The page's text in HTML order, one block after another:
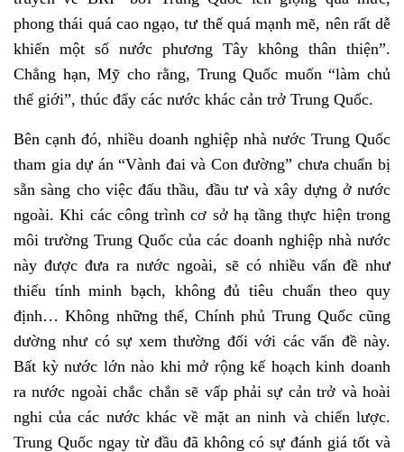
phong thái quá cao ngạo, tư thế quá mạnh mẽ, nên rất dễ
khiến một số nước phương Tây không thân thiện”.
Chẳng hạn, Mỹ cho rằng, Trung Quốc muốn “làm chủ
thế giới”, thúc đẩy các nước khác cản trở Trung Quốc.
Bên cạnh đó, nhiều doanh nghiệp nhà nước Trung Quốc
tham gia dự án “Vành đai và Con đường” chưa chuẩn bị
sẵn sàng cho việc đấu thầu, đầu tư và xây dựng ở nước
ngoài. Khi các công trình cơ sở hạ tầng thực hiện trong
môi trường Trung Quốc của các doanh nghiệp nhà nước
này được đưa ra nước ngoài, sẽ có nhiều vấn đề như
thiếu tính minh bạch, không đủ tiêu chuẩn theo quy
định… Không những thế, Chính phủ Trung Quốc cũng
dường như có sự xem thường đối với các vấn đề này.
Bất kỳ nước lớn nào khi mở rộng kế hoạch kinh doanh
ra nước ngoài chắc chắn sẽ vấp phải sự cản trở và hoài
nghi của các nước khác về mặt an ninh và chiến lược.
Trung Quốc ngay từ đầu đã không có sự đánh giá tốt và